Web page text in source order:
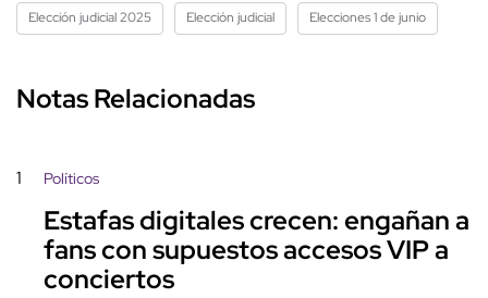
Elección judicial 2025 Elección judicial Elecciones 1 de junio
Notas Relacionadas
1 Políticos
Estafas digitales crecen: engañan a
fans con supuestos accesos VIP a
conciertos